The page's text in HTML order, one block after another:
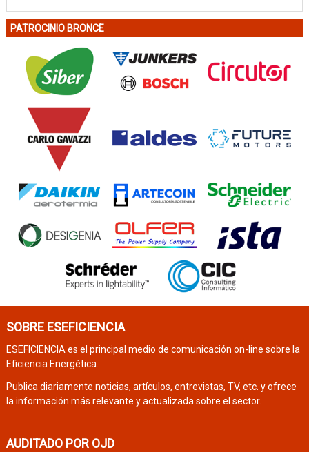
PATROCINIO BRONCE
SOBRE ESEFICIENCIA
ESEFICIENCIA es el principal medio de comunicación on-line sobre la
Eficiencia Energética.
Publica diariamente noticias, artículos, entrevistas, TV, etc. y ofrece
la información más relevante y actualizada sobre el sector.
AUDITADO POR OJD